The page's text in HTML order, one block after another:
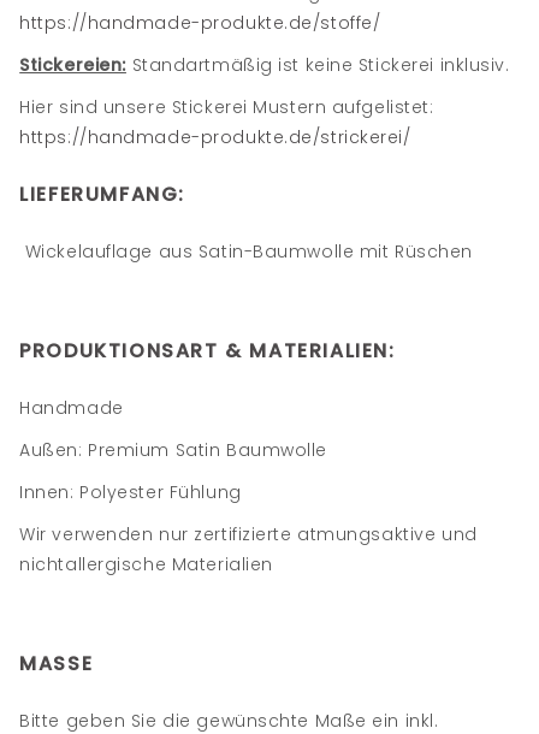
https://handmade-produkte.de/stoffe/
Stickereien: Standartmäßig ist keine Stickerei inklusiv.
Hier sind unsere Stickerei Mustern aufgelistet:
https://handmade-produkte.de/strickerei/
LIEFERUMFANG:
Wickelauflage aus Satin-Baumwolle mit Rüschen
PRODUKTIONSART & MATERIALIEN:
Handmade
Außen: Premium Satin Baumwolle
Innen: Polyester Fühlung
Wir verwenden nur zertifizierte atmungsaktive und
nichtallergische Materialien
MASSE
Bitte geben Sie die gewünschte Maße ein inkl.